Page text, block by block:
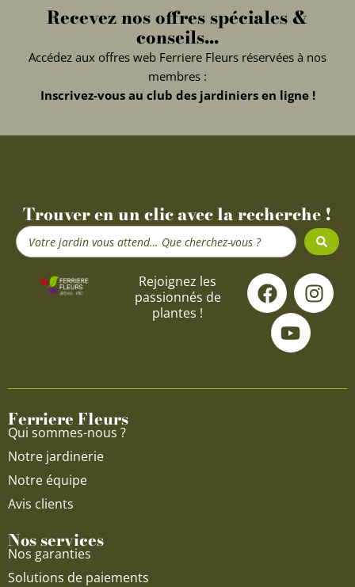
Recevez nos offres spéciales &
conseils...
Accédez aux offres web Ferriere Fleurs réservées à nos
membres :
Inscrivez-vous au club des jardiniers en ligne !
Trouver en un clic avec la recherche !
Search
...
Rejoignez les
passionnés de
plantes !
F
a
c
e
o
I
n
s
g
Y
o
u
t
u
b
Ferriere Fleurs
Qui sommes-nous ?
Notre jardinerie
Notre équipe
Avis clients
Nos services
Nos garanties
Solutions de paiements